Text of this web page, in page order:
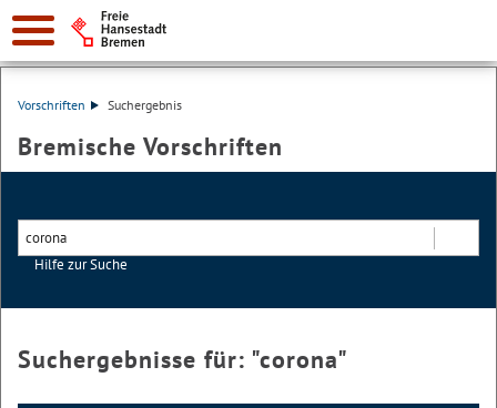
Vorschriften Suchergebnis
Bremische Vorschriften
Hilfe zur Suche
Suchergebnisse für: "corona"